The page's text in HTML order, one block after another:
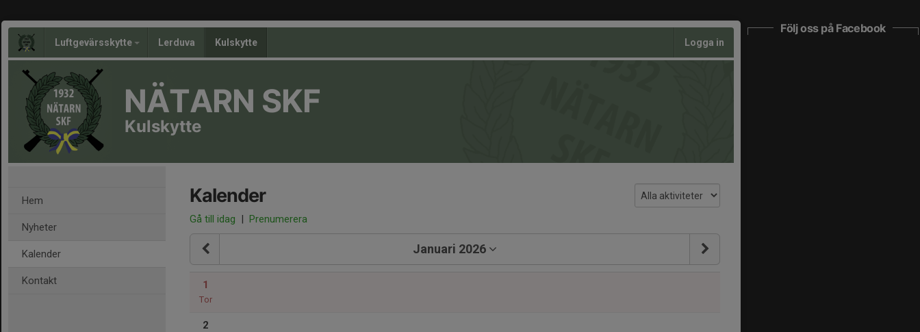
Luftgevärsskytte Lerduva Kulskytte Logga in
NÄTARN SKF
Kulskytte
Hem
Nyheter
Kalender
Kontakt
Kalender
Gå till idag | Prenumerera
Januari 2026
1
Tor
2
Följ oss på Facebook